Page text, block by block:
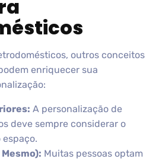
outros conceitos
enriquecer sua
A personalização de
deve sempre considerar o
Mesmo): Muitas pessoas optam